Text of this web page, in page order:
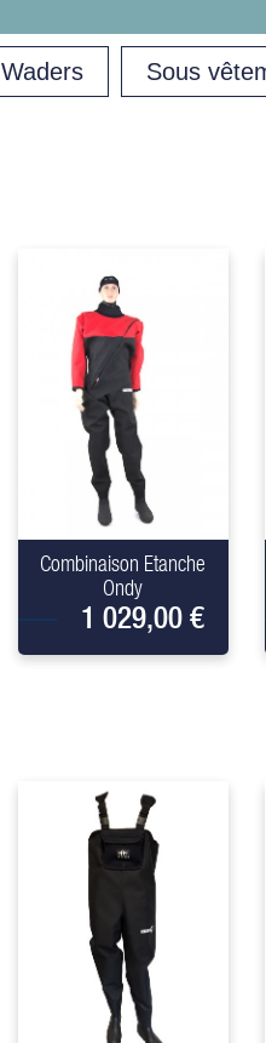
+
Combinaison Etanche
Ondy
1 029,00 €
Waders Sous